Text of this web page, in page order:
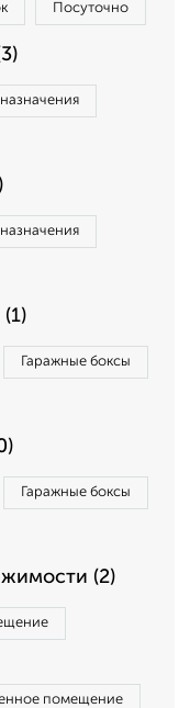
Посуточно
Гаражные боксы
Гаражные боксы
(2)
помещение